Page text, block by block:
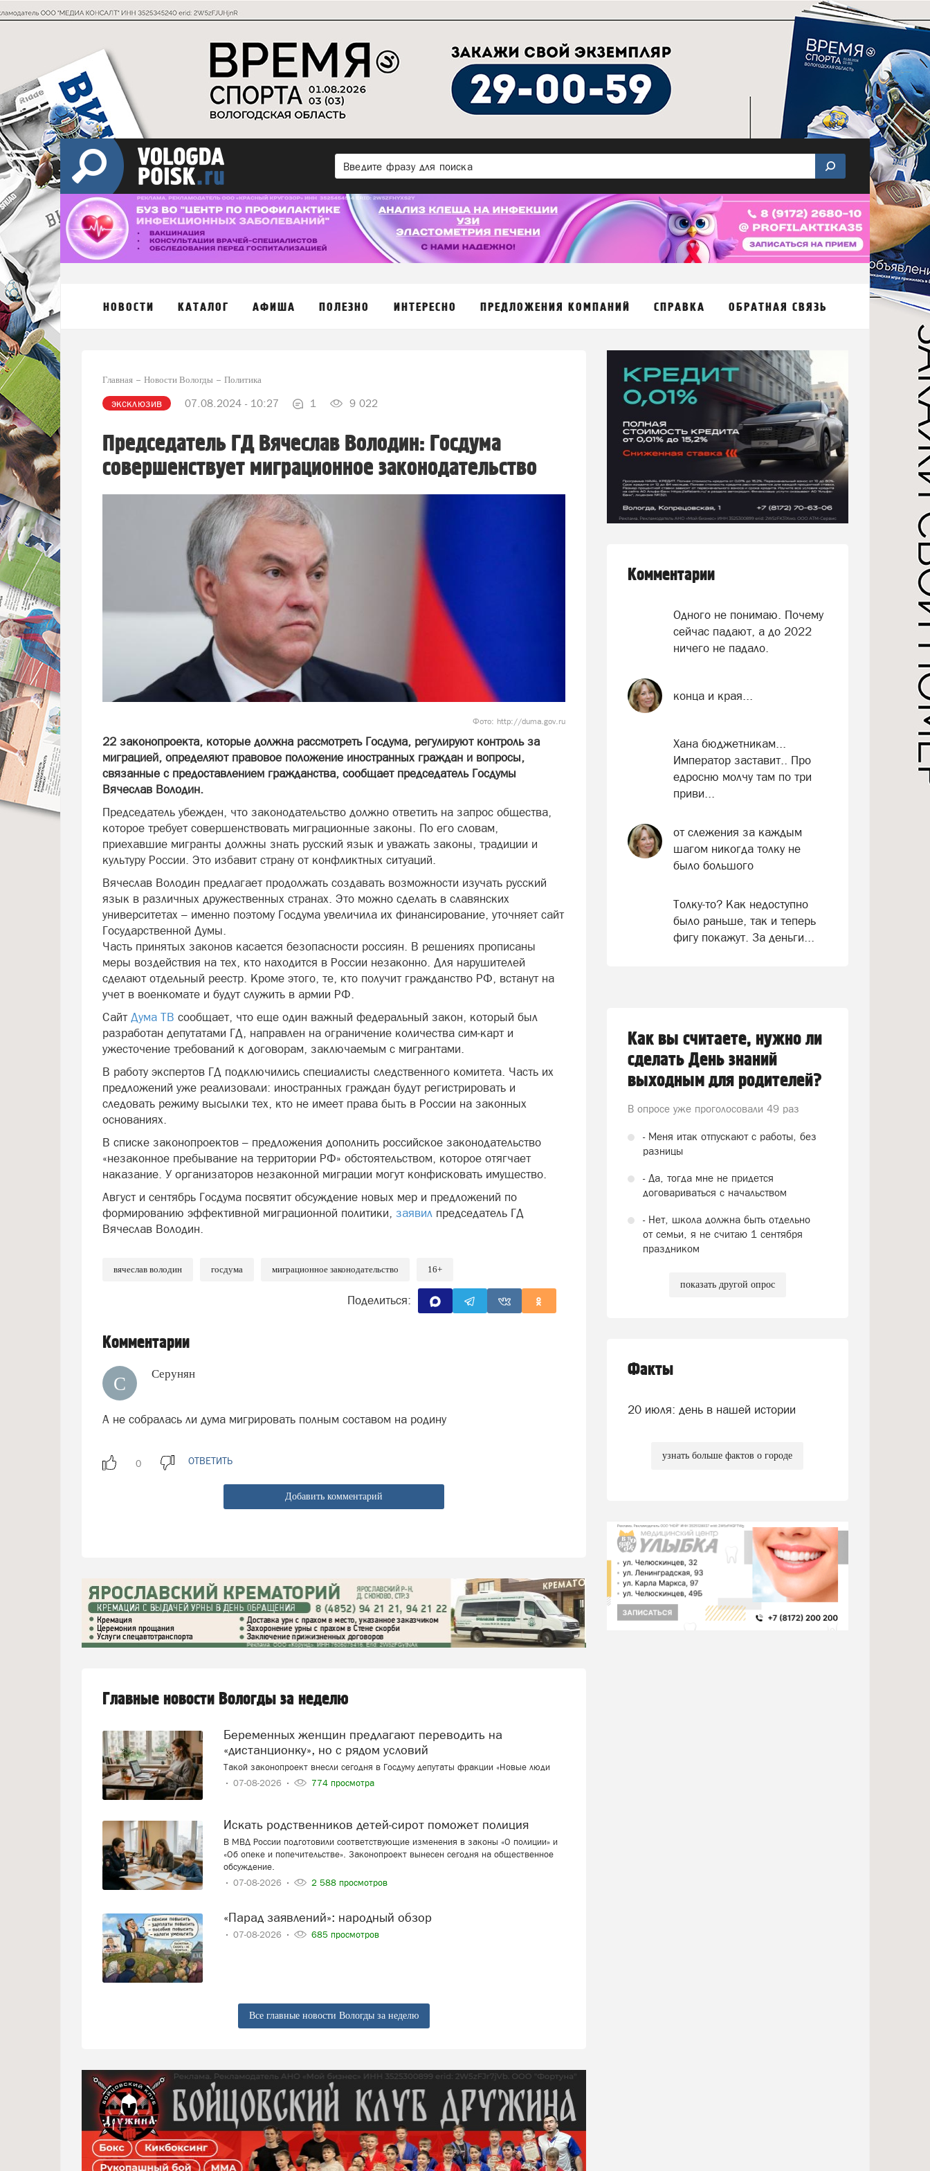
НОВОСТИ КАТАЛОГ АФИША ПОЛЕЗНО ИНТЕРЕСНО ПРЕДЛОЖЕНИЯ КОМПАНИЙ СПРАВКА ОБРАТНАЯ СВЯЗЬ
Главная Новости Вологды Политика
эксклюзив 07.08.2024 - 10:27 1 9 022
Председатель ГД Вячеслав Володин: Госдума
совершенствует миграционное законодательство
Фото: http://duma.gov.ru
22 законопроекта, которые должна рассмотреть Госдума, регулируют контроль за
миграцией, определяют правовое положение иностранных граждан и вопросы,
связанные с предоставлением гражданства, сообщает председатель Госдумы
Вячеслав Володин.
Председатель убежден, что законодательство должно ответить на запрос общества,
которое требует совершенствовать миграционные законы. По его словам,
приехавшие мигранты должны знать русский язык и уважать законы, традиции и
культуру России. Это избавит страну от конфликтных ситуаций.
Вячеслав Володин предлагает продолжать создавать возможности изучать русский
язык в различных дружественных странах. Это можно сделать в славянских
университетах – именно поэтому Госдума увеличила их финансирование, уточняет сайт
Государственной Думы.
Часть принятых законов касается безопасности россиян. В решениях прописаны
меры воздействия на тех, кто находится в России незаконно. Для нарушителей
сделают отдельный реестр. Кроме этого, те, кто получит гражданство РФ, встанут на
учет в военкомате и будут служить в армии РФ.
СайтДума ТВ сообщает, что еще один важный федеральный закон, который был
разработан депутатами ГД, направлен на ограничение количества сим-карт и
ужесточение требований к договорам, заключаемым с мигрантами.
В работу экспертов ГД подключились специалисты следственного комитета. Часть их
предложений уже реализовали: иностранных граждан будут регистрировать и
следовать режиму высылки тех, кто не имеет права быть в России на законных
основаниях.
В списке законопроектов – предложения дополнить российское законодательство
«незаконное пребывание на территории РФ» обстоятельством, которое отягчает
наказание. У организаторов незаконной миграции могут конфисковать имущество.
Август и сентябрь Госдума посвятит обсуждение новых мер и предложений по
формированию эффективной миграционной политики, заявил председатель ГД
Вячеслав Володин.
вячеслав володин госдума миграционное законодательство 16+
Поделиться:
Комментарии
С Серунян
А не собралась ли дума мигрировать полным составом на родину
ОТВЕТИТЬ
Добавить комментарий
Главные новости Вологды за неделю
Беременных женщин предлагают переводить на
«дистанционку», но с рядом условий
Такой законопроект внесли сегодня в Госдуму депутаты фракции «Новые люди
07-08-2026
774 просмотра
Искать родственников детей-сирот поможет полиция
В МВД России подготовили соответствующие изменения в законы «О полиции» и
«Об опеке и попечительстве». Законопроект вынесен сегодня на общественное
обсуждение.
07-08-2026
2 588 просмотров
«Парад заявлений»: народный обзор
07-08-2026 685 просмотров
Все главные новости Вологды за неделю
Комментарии
Одного не понимаю. Почему
сейчас падают, а до 2022
ничего не падало.
конца и края...
Хана бюджетникам...
Император заставит.. Про
едросню молчу там по три
приви...
от слежения за каждым
шагом никогда толку не
было большого
Толку-то? Как недоступно
было раньше, так и теперь
фигу покажут. За деньги...
Как вы считаете, нужно ли
сделать День знаний
выходным для родителей?
В опросе уже проголосовали 49 раз
- Меня итак отпускают с работы, без
разницы
- Да, тогда мне не придется
договариваться с начальством
- Нет, школа должна быть отдельно
от семьи, я не считаю 1 сентября
праздником
показать другой опрос
Факты
20 июля: день в нашей истории
узнать больше фактов о городе